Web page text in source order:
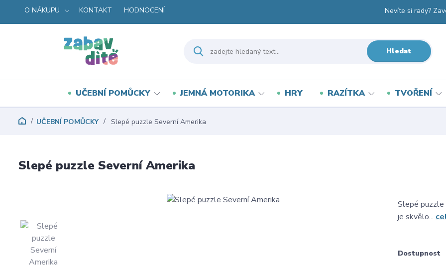
O NÁKUPU KONTAKT HODNOCENÍ
Hledat
Nevíte si rady?
UČEBNÍ POMŮCKY JEMNÁ MOTORIKA HRY RAZÍTKA TVOŘENÍ
UČEBNÍ POMŮCKY Slepé puzzle Severní Amerika
Slepé puzzle Severní Amerika
Slepé
je skvělo...
Dostupnost